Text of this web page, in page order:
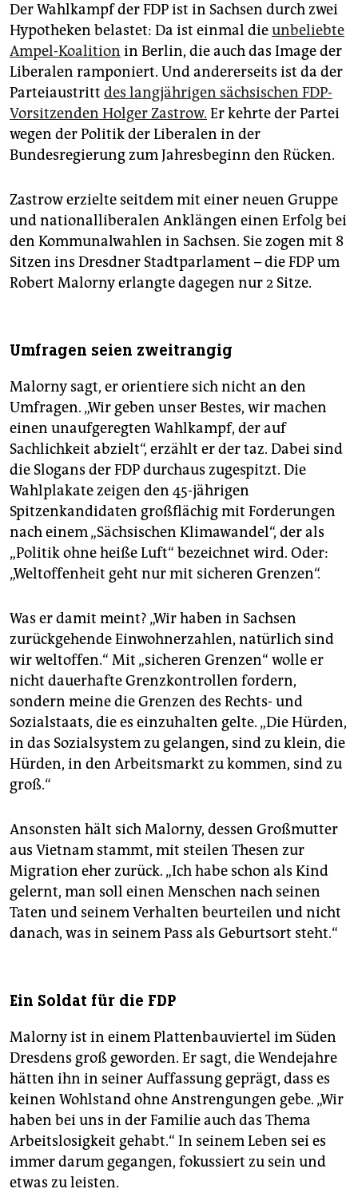
Der Wahlkampf der FDP ist in Sachsen durch zwei
Hypotheken belastet: Da ist einmal dieunbeliebte
Ampel-Koalition in Berlin, die auch das Image der
Liberalen ramponiert. Und andererseits ist da der
Parteiaustritt des langjährigen sächsischen FDP-
Vorsitzenden Holger Zastrow. Er kehrte der Partei
wegen der Politik der Liberalen in der
Bundesregierung zum Jahresbeginn den Rücken.
Zastrow erzielte seitdem mit einer neuen Gruppe
und nationalliberalen Anklängen einen Erfolg bei
den Kommunalwahlen in Sachsen. Sie zogen mit 8
Sitzen ins Dresdner Stadtparlament – die FDP um
Robert Malorny erlangte dagegen nur 2 Sitze.
Umfragen seien zweitrangig
Malorny sagt, er orientiere sich nicht an den
Umfragen. „Wir geben unser Bestes, wir machen
einen unaufgeregten Wahlkampf, der auf
Sachlichkeit abzielt“, erzählt er der taz. Dabei sind
die Slogans der FDP durchaus zugespitzt. Die
Wahlplakate zeigen den 45-jährigen
Spitzenkandidaten großflächig mit Forderungen
nach einem „Sächsischen Klimawandel“, der als
„Politik ohne heiße Luft“ bezeichnet wird. Oder:
„Weltoffenheit geht nur mit sicheren Grenzen“.
Was er damit meint? „Wir haben in Sachsen
zurückgehende Einwohnerzahlen, natürlich sind
wir weltoffen.“ Mit „sicheren Grenzen“ wolle er
nicht dauerhafte Grenzkontrollen fordern,
sondern meine die Grenzen des Rechts- und
Sozialstaats, die es einzuhalten gelte. „Die Hürden,
in das Sozialsystem zu gelangen, sind zu klein, die
Hürden, in den Arbeitsmarkt zu kommen, sind zu
groß.“
Ansonsten hält sich Malorny, dessen Großmutter
aus Vietnam stammt, mit steilen Thesen zur
Migration eher zurück. „Ich habe schon als Kind
gelernt, man soll einen Menschen nach seinen
Taten und seinem Verhalten beurteilen und nicht
danach, was in seinem Pass als Geburtsort steht.“
Ein Soldat für die FDP
Malorny ist in einem Plattenbauviertel im Süden
Dresdens groß geworden. Er sagt, die Wendejahre
hätten ihn in seiner Auffassung geprägt, dass es
keinen Wohlstand ohne Anstrengungen gebe. „Wir
haben bei uns in der Familie auch das Thema
Arbeitslosigkeit gehabt.“ In seinem Leben sei es
immer darum gegangen, fokussiert zu sein und
etwas zu leisten.